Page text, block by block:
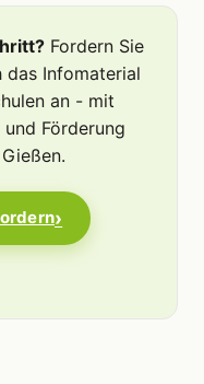
Fordern Sie
das Infomaterial
an - mit
Förderung